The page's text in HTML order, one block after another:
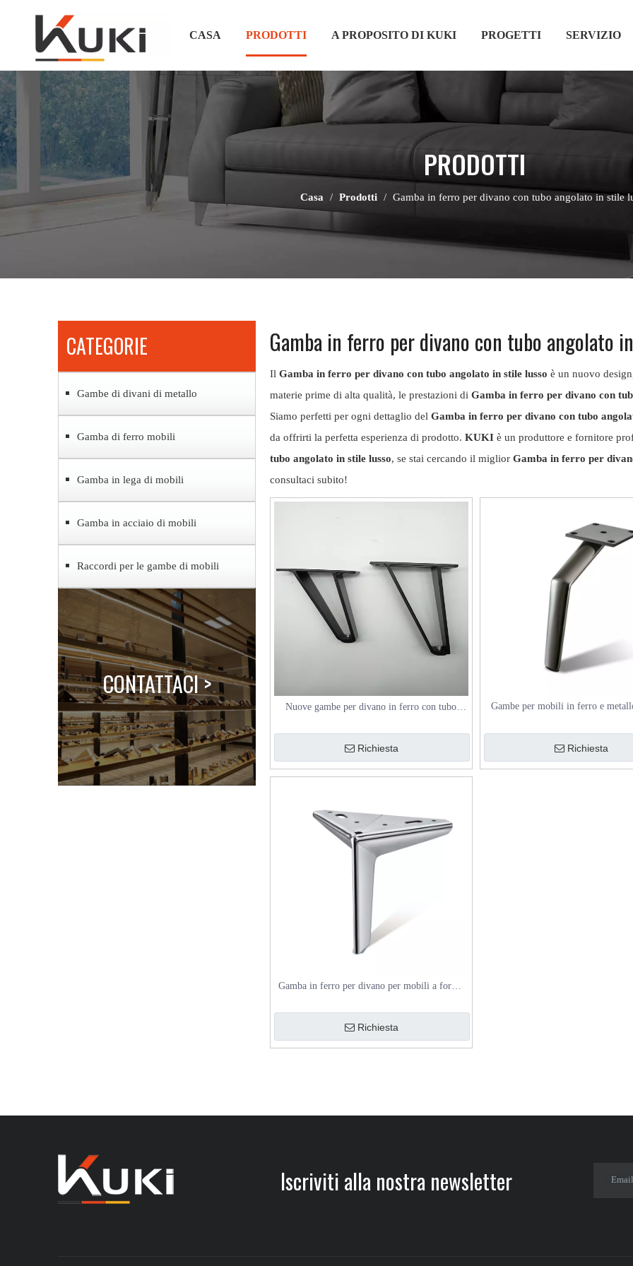
CASA PRODOTTI A PROPOSITO DI KUKI PROGETTI SERVIZIO
PRODOTTI
Casa / Prodotti / Gamba in ferro per divano con tubo angolato in stile
CATEGORIE
Gambe di divani di metallo
Gamba di ferro mobili
Gamba in lega di mobili
Gamba in acciaio di mobili
Raccordi per le gambe di mobili
CONTATTACI >
Gamba in ferro per divano con tubo angolato
Il Gamba in ferro per divano con tubo angolato in stile lusso è un nuovo
materie prime di alta qualità, le prestazioni di Gamba in ferro per divano con
Siamo perfetti per ogni dettaglio del Gamba in ferro per divano con tubo
da offrirti la perfetta esperienza di prodotto. KUKI è un produttore e fornitore
tubo angolato in stile lusso, se stai cercando il miglior Gamba in ferro per
consultaci subito!
Nuove gambe per divano in ferro con tubo
Richiesta
Gambe per mobili in ferro e
Richiesta
Gamba in ferro per divano per mobili a forma
Richiesta
Iscriviti alla nostra newsletter​​​​​​​ Email